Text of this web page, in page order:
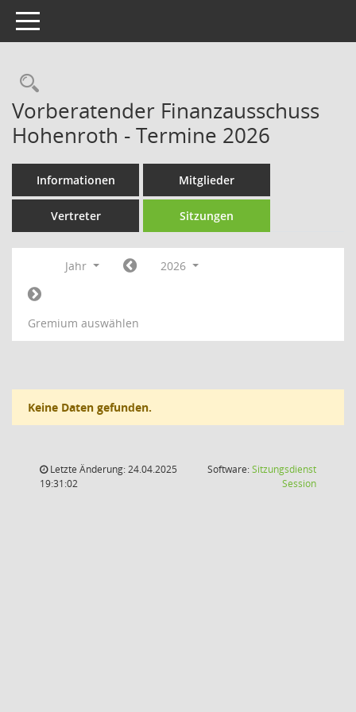
Toggle navigation
Rechercheauswahl
Vorberatender Finanzausschuss
Hohenroth - Termine 2026
Informationen Mitglieder
Vertreter Sitzungen
Jahr 2026
Gremium auswählen
Keine Daten gefunden.
Letzte Änderung: 24.04.2025
19:31:02
Software:Sitzungsdienst
Session(Wird in